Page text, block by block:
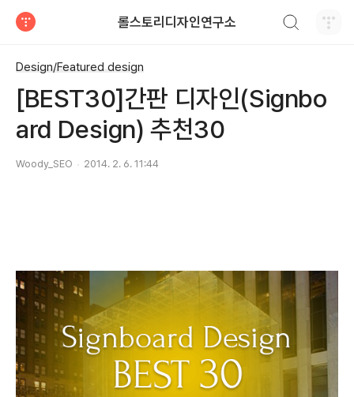
롤스토리디자인연구소
Design/Featured design
[BEST30]간판 디자인(Signbo
ard Design) 추천30
Woody_SEO 2014. 2. 6. 11:44